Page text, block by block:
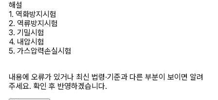
해설
1. 역화방지시험
2. 역류방지시험
3. 기밀시험
4. 내압시험
5. 가스압력손실시험
내용에 오류가 있거나 최신 법령·기준과 다른 부분이 보이면 알려
주세요. 확인 후 반영하겠습니다.